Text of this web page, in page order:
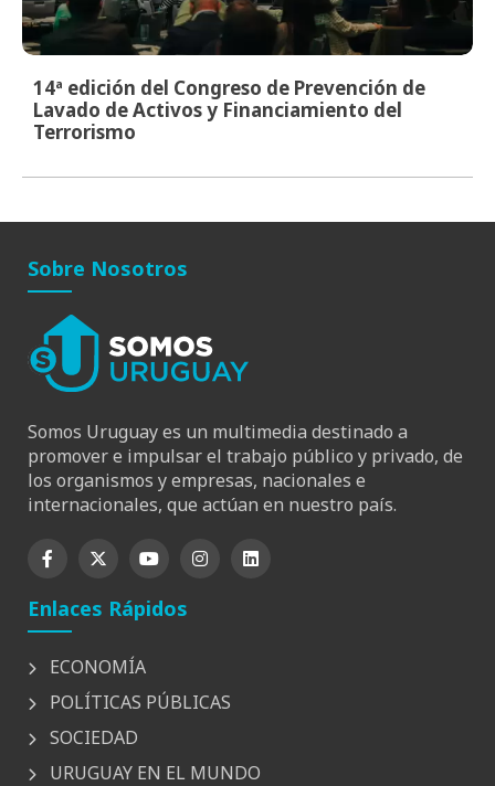
14ª edición del Congreso de Prevención de
Lavado de Activos y Financiamiento del
Terrorismo
Sobre Nosotros
Somos Uruguay es un multimedia destinado a
promover e impulsar el trabajo público y privado, de
los organismos y empresas, nacionales e
internacionales, que actúan en nuestro país.
Enlaces Rápidos
ECONOMÍA
POLÍTICAS PÚBLICAS
SOCIEDAD
URUGUAY EN EL MUNDO